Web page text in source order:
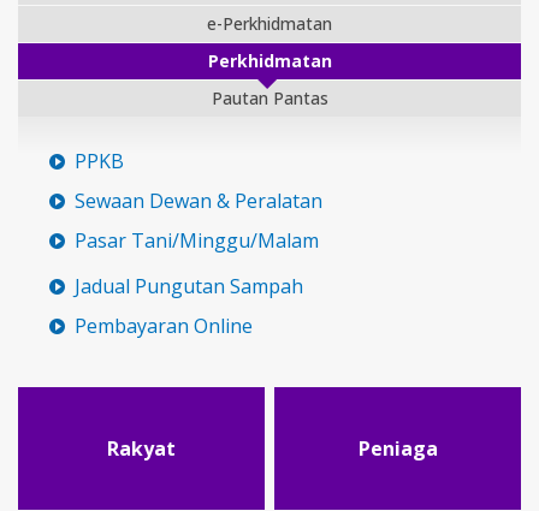
e-Perkhidmatan
Perkhidmatan
Pautan Pantas
PPKB
Sewaan Dewan & Peralatan
Pasar Tani/Minggu/Malam
Jadual Pungutan Sampah
Pembayaran Online
Rakyat Peniaga